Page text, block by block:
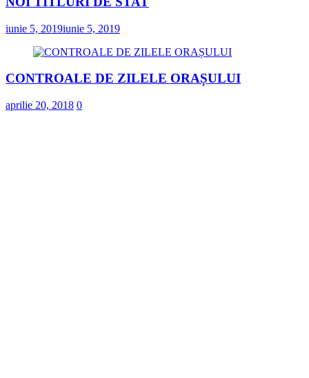
iunie 5, 2019iunie 5, 2019
CONTROALE DE ZILELE ORAȘULUI
aprilie 20, 2018 0